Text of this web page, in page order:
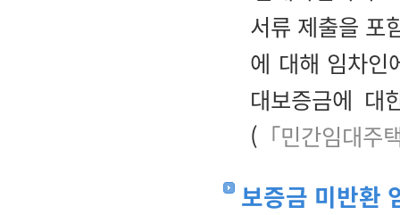
서류 제출을 포
에 대해 임차인
대보증금에 대
( 「민간임대
보증금 미반환